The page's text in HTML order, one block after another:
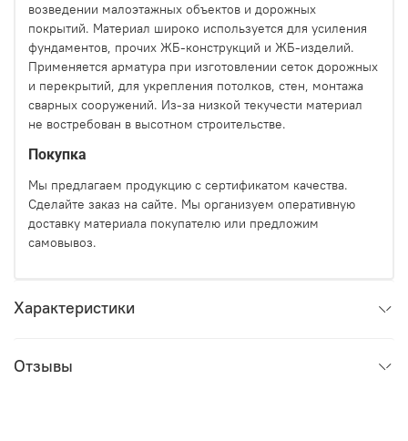
возведении малоэтажных объектов и дорожных
покрытий. Материал широко используется для усиления
фундаментов, прочих ЖБ-конструкций и ЖБ-изделий.
Применяется арматура при изготовлении сеток дорожных
и перекрытий, для укрепления потолков, стен, монтажа
сварных сооружений. Из-за низкой текучести материал
не востребован в высотном строительстве.
Покупка
Мы предлагаем продукцию с сертификатом качества.
Сделайте заказ на сайте. Мы организуем оперативную
доставку материала покупателю или предложим
самовывоз.
Характеристики
Отзывы